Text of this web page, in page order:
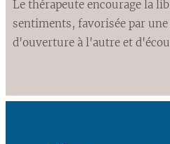
Le thérapeute encourage la
sentiments, favorisée par
d'ouverture à l'autre et